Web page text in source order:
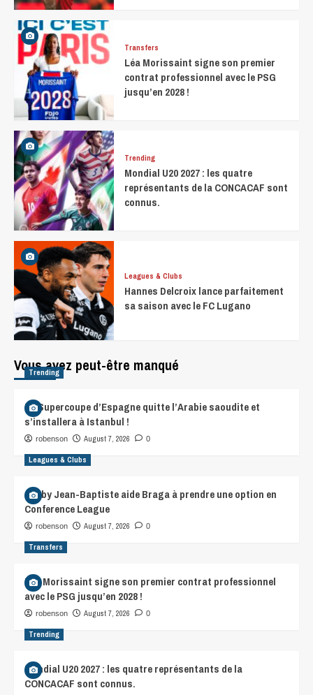
Transfers
Léa Morissaint signe son premier
contrat professionnel avec le PSG
jusqu’en 2028 !
Trending
Mondial U20 2027 : les quatre
représentants de la CONCACAF sont
connus.
Leagues & Clubs
Hannes Delcroix lance parfaitement
sa saison avec le FC Lugano
Vous avez peut-être manqué
Trending
La Supercoupe d’Espagne quitte l’Arabie saoudite et
s’installera à Istanbul !
robenson August 7, 2026 0
Leagues & Clubs
Gorby Jean-Baptiste aide Braga à prendre une option en
Conference League
robenson August 7, 2026 0
Transfers
Léa Morissaint signe son premier contrat professionnel
avec le PSG jusqu’en 2028 !
robenson August 7, 2026 0
Trending
Mondial U20 2027 : les quatre représentants de la
CONCACAF sont connus.